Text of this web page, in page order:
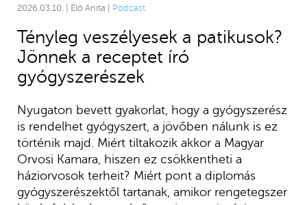
2026.03.10. | Élő Anita | Podcast
Tényleg veszélyesek a patikusok?
Jönnek a receptet író
gyógyszerészek
Nyugaton bevett gyakorlat, hogy a gyógyszerész
is rendelhet gyógyszert, a jövőben nálunk is ez
történik majd. Miért tiltakozik akkor a Magyar
Orvosi Kamara, hiszen ez csökkentheti a
háziorvosok terheit? Miért pont a diplomás
gyógyszerészektől tartanak, amikor rengetegszer